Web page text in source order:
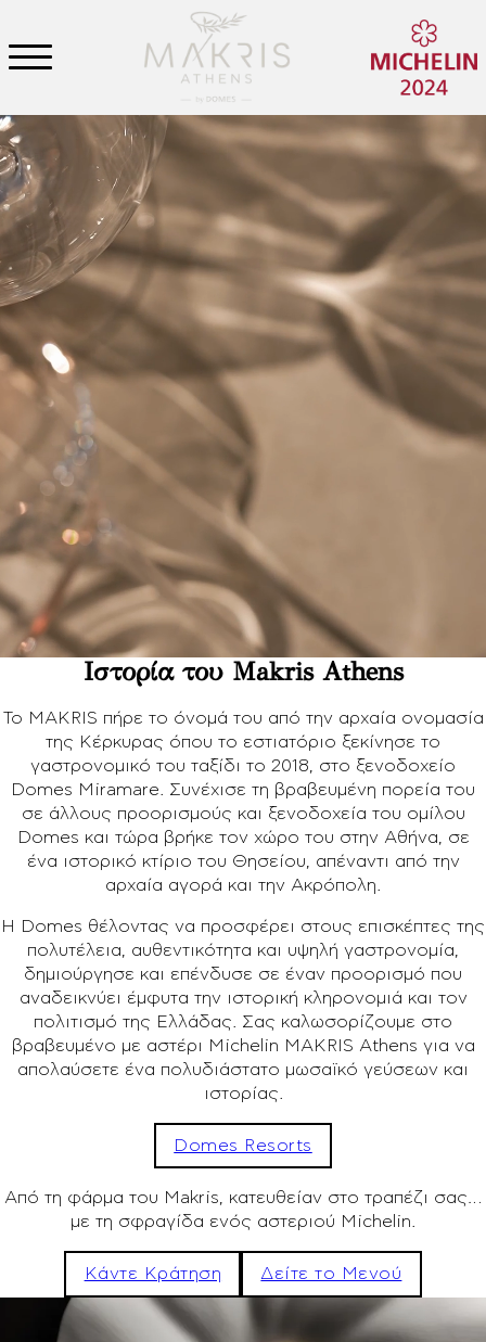
Ιστορία του Makris Athens
Το MAKRIS πήρε το όνομά του από την αρχαία ονομασία
της Κέρκυρας όπου το εστιατόριο ξεκίνησε το
γαστρονομικό του ταξίδι το 2018, στο ξενοδοχείο
Domes Miramare. Συνέχισε τη βραβευμένη πορεία του
σε άλλους προορισμούς και ξενοδοχεία του ομίλου
Domes και τώρα βρήκε τον χώρο του στην Αθήνα, σε
ένα ιστορικό κτίριο του Θησείου, απέναντι από την
αρχαία αγορά και την Ακρόπολη.
Η Domes θέλοντας να προσφέρει στους επισκέπτες της
πολυτέλεια, αυθεντικότητα και υψηλή γαστρονομία,
δημιούργησε και επένδυσε σε έναν προορισμό που
αναδεικνύει έμφυτα την ιστορική κληρονομιά και τον
πολιτισμό της Ελλάδας. Σας καλωσορίζουμε στο
βραβευμένο με αστέρι Michelin MAKRIS Athens για να
απολαύσετε ένα πολυδιάστατο μωσαϊκό γεύσεων και
ιστορίας.
Domes Resorts
Από τη φάρμα του Makris, κατευθείαν στο τραπέζι σας…
με τη σφραγίδα ενός αστεριού Michelin.
Κάντε Κράτηση Δείτε το Μενού